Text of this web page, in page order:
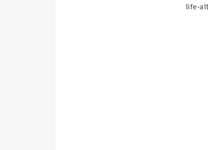
life-